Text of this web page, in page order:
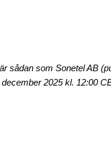
sådan som Sonetel AB
december 2025 kl. 12:00